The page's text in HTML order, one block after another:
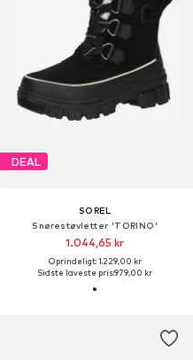
DEAL
SOREL
Snørestøvletter 'TORINO'
1.044,65 kr
Oprindeligt: 1.229,00 kr
Sidste laveste pris:979,00 kr